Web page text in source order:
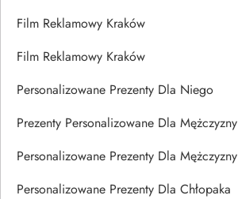
Film Reklamowy Kraków
Film Reklamowy Kraków
Personalizowane Prezenty Dla Niego
Prezenty Personalizowane Dla Mężczyzny
Personalizowane Prezenty Dla Mężczyzny
Personalizowane Prezenty Dla Chłopaka